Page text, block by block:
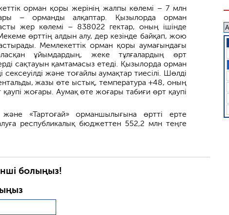
орман қоры жерінің жалпы көлемі – 7 млн
– орманды алқаптар. Қызылорда орман
жер көлемі – 838022 гектар, оның ішінде
өрттің алдын алу, дер кезінде байқап, жою
Мемлекеттік орман қоры аумағындағы
ұйымдардың, жеке тұлғалардың өрт
сақтауын қамтамасыз етеді. Қызылорда орман
және тоғайлы аумақтар тиесілі. Шөлді
жазы өте ыстық, температура +48, оның
қаупі жоғары. Аумақ өте жоғары табиғи өрт қаупі
«Тартоғай» орманшылығына өртті ерте
республикалық бюджеттен 552,2 млн теңге
болыңыз!